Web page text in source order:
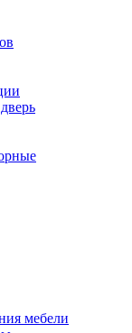
мебели